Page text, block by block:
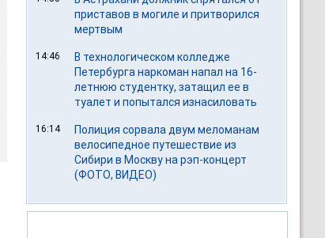
приставов в могиле и притворился
мертвым
14:46
В технологическом колледже
Петербурга наркоман напал на 16-
летнюю студентку, затащил ее в
туалет и попытался изнасиловать
16:14
Полиция сорвала двум меломанам
велосипедное путешествие из
Сибири в Москву на рэп-концерт
(ФОТО, ВИДЕО)